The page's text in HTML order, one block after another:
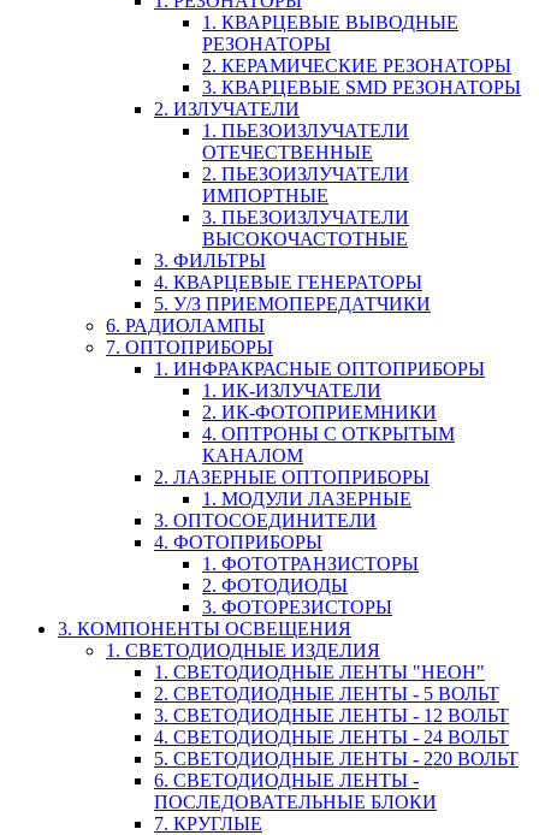
1. КВАРЦЕВЫЕ ВЫВОДНЫЕ
РЕЗОНАТОРЫ
2. КЕРАМИЧЕСКИЕ РЕЗОНАТОРЫ
3. КВАРЦЕВЫЕ SMD РЕЗОНАТОРЫ
2. ИЗЛУЧАТЕЛИ
1. ПЬЕЗОИЗЛУЧАТЕЛИ
ОТЕЧЕСТВЕННЫЕ
2. ПЬЕЗОИЗЛУЧАТЕЛИ
ИМПОРТНЫЕ
3. ПЬЕЗОИЗЛУЧАТЕЛИ
ВЫСОКОЧАСТОТНЫЕ
3. ФИЛЬТРЫ
4. КВАРЦЕВЫЕ ГЕНЕРАТОРЫ
5. У/З ПРИЕМОПЕРЕДАТЧИКИ
6. РАДИОЛАМПЫ
7. ОПТОПРИБОРЫ
1. ИНФРАКРАСНЫЕ ОПТОПРИБОРЫ
1. ИК-ИЗЛУЧАТЕЛИ
2. ИК-ФОТОПРИЕМНИКИ
4. ОПТРОНЫ С ОТКРЫТЫМ
КАНАЛОМ
2. ЛАЗЕРНЫЕ ОПТОПРИБОРЫ
1. МОДУЛИ ЛАЗЕРНЫЕ
3. ОПТОСОЕДИНИТЕЛИ
4. ФОТОПРИБОРЫ
1. ФОТОТРАНЗИСТОРЫ
2. ФОТОДИОДЫ
3. ФОТОРЕЗИСТОРЫ
3. КОМПОНЕНТЫ ОСВЕЩЕНИЯ
1. СВЕТОДИОДНЫЕ ИЗДЕЛИЯ
1. СВЕТОДИОДНЫЕ ЛЕНТЫ "НЕОН"
2. СВЕТОДИОДНЫЕ ЛЕНТЫ - 5 ВОЛЬТ
3. СВЕТОДИОДНЫЕ ЛЕНТЫ - 12 ВОЛЬТ
4. СВЕТОДИОДНЫЕ ЛЕНТЫ - 24 ВОЛЬТ
5. СВЕТОДИОДНЫЕ ЛЕНТЫ - 220 ВОЛЬТ
6. СВЕТОДИОДНЫЕ ЛЕНТЫ -
ПОСЛЕДОВАТЕЛЬНЫЕ БЛОКИ
7. КРУГЛЫЕ